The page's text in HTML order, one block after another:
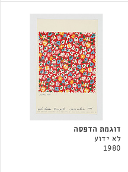
דוגמת הדפסה
לא ידוע
1980